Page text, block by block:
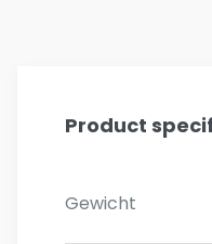
Product
Gewicht